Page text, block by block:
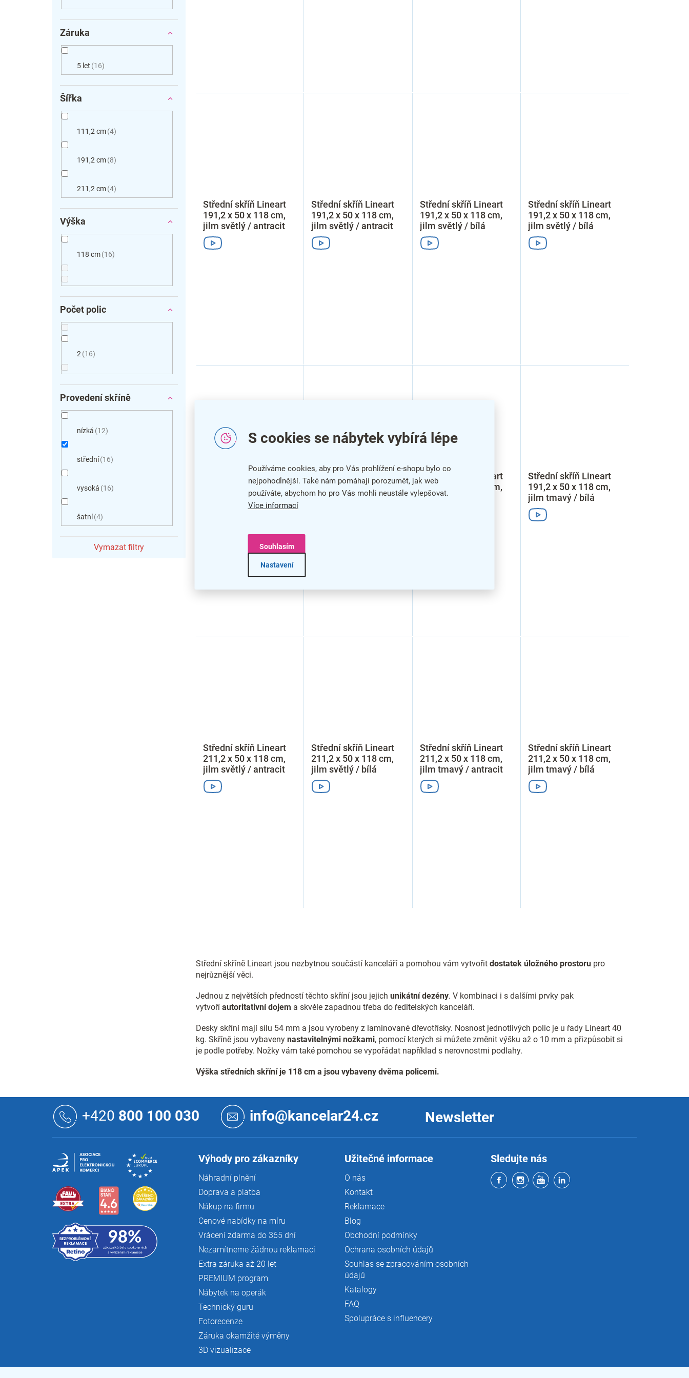
S cookies se nábytek vybírá lépe
Používáme cookies, aby pro Vás prohlížení e-shopu bylo co
nejpohodlnější. Také nám pomáhají porozumět, jak web
používáte, abychom ho pro Vás mohli neustále vylepšovat.
Více informací
Nastavení
Souhlasím
Záruka
5 let 16
Šířka
111,2 cm 4
191,2 cm 8
211,2 cm 4
Výška
118 cm 16
Počet polic
2 16
Provedení skříně
nízká 12
střední 16
vysoká 16
šatní 4
Vymazat filtry
Střední skříň Lineart
191,2 x 50 x 118 cm,
jilm světlý / antracit
Střední skříň Lineart
191,2 x 50 x 118 cm,
jilm světlý / antracit
Střední skříň Lineart
191,2 x 50 x 118 cm,
jilm světlý / bílá
Střední skříň Lineart
191,2 x 50 x 118 cm,
jilm světlý / bílá
Střední skříň Lineart
191,2 x 50 x 118 cm,
jilm tmavý / antracit
Střední skříň Lineart
191,2 x 50 x 118 cm,
jilm tmavý / antracit
Střední skříň Lineart
191,2 x 50 x 118 cm,
jilm tmavý / bílá
Střední skříň Lineart
191,2 x 50 x 118 cm,
jilm tmavý / bílá
Střední skříň Lineart
211,2 x 50 x 118 cm,
jilm světlý / antracit
Střední skříň Lineart
211,2 x 50 x 118 cm,
jilm světlý / bílá
Střední skříň Lineart
211,2 x 50 x 118 cm,
jilm tmavý / antracit
Střední skříň Lineart
211,2 x 50 x 118 cm,
jilm tmavý / bílá
d
p
r
k
y
v
ý
p
i
u
Střední skříně Lineart jsou nezbytnou součástí kanceláří a pomohou vám vytvořit dostatek úložného prostoru pro
nejrůznější věci.
Jednou z největších předností těchto skříní jsou jejich unikátní dezény. V kombinaci i s dalšími prvky pak
vytvoří autoritativní dojem a skvěle zapadnou třeba do ředitelských kanceláří.
Desky skříní mají sílu 54 mm a jsou vyrobeny z laminované dřevotřísky. Nosnost jednotlivých polic je u řady Lineart 40
kg. Skříně jsou vybaveny nastavitelnými nožkami, pomocí kterých si můžete změnit výšku až o 10 mm a přizpůsobit si
je podle potřeby. Nožky vám také pomohou se vypořádat například s nerovnostmi podlahy.
Výška středních skříní je 118 cm a jsou vybaveny dvěma policemi.
+420 800 100 030 info@kancelar24.cz Newsletter
Výhody pro zákazníky
Náhradní plnění
Doprava a platba
Nákup na firmu
Cenové nabídky na míru
Vrácení zdarma do 365 dní
Nezamítneme žádnou reklamaci
Extra záruka až 20 let
PREMIUM program
Nábytek na operák
Technický guru
Fotorecenze
Záruka okamžité výměny
3D vizualizace
Užitečné informace
O nás
Kontakt
Reklamace
Blog
Obchodní podmínky
Ochrana osobních údajů
Souhlas se zpracováním osobních
údajů
Katalogy
FAQ
Spolupráce s influencery
Sledujte nás